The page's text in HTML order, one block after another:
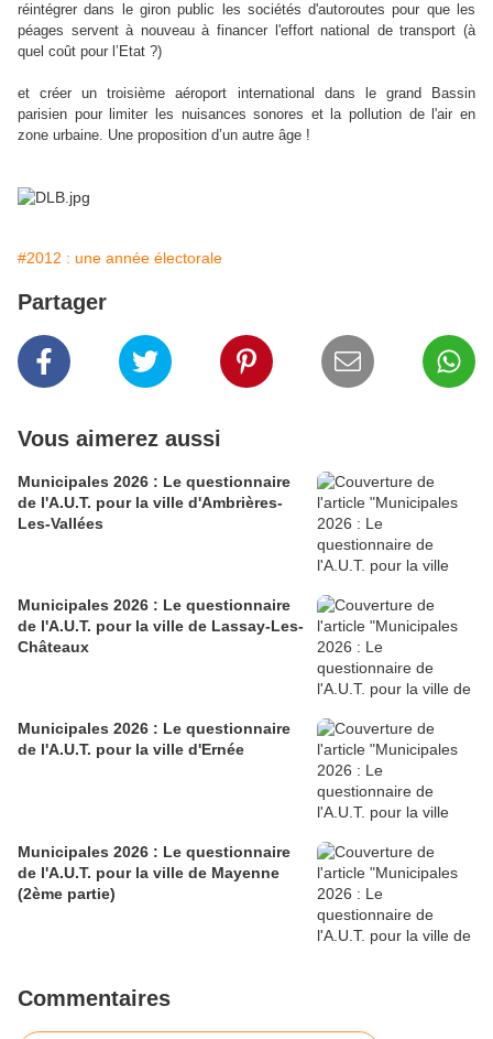
réintégrer dans le giron public les sociétés d'autoroutes pour que les
péages servent à nouveau à financer l'effort national de transport (à
quel coût pour l’Etat ?)
et créer un troisième aéroport international dans le grand Bassin
parisien pour limiter les nuisances sonores et la pollution de l'air en
zone urbaine. Une proposition d’un autre âge !
#2012 : une année électorale
Partager
Vous aimerez aussi
Municipales 2026 : Le questionnaire
de l'A.U.T. pour la ville d'Ambrières-
Les-Vallées
Municipales 2026 : Le questionnaire
de l'A.U.T. pour la ville de Lassay-Les-
Châteaux
Municipales 2026 : Le questionnaire
de l'A.U.T. pour la ville d'Ernée
Municipales 2026 : Le questionnaire
de l'A.U.T. pour la ville de Mayenne
(2ème partie)
Commentaires